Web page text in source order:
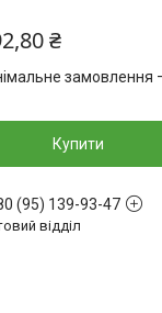
₴
замовлення
Купити
(95) 139-93-47
відділ